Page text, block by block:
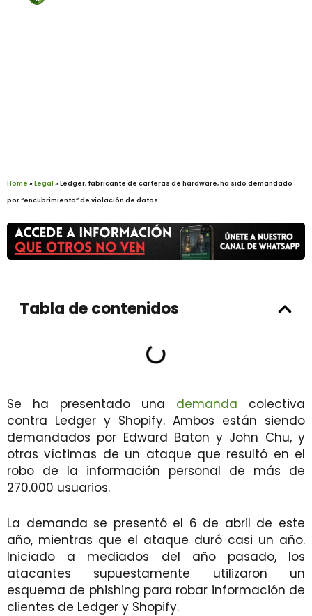
Home »Legal »Ledger, fabricante de carteras de hardware, ha sido demandado
por “encubrimiento” de violación de datos
Tabla de contenidos
Se ha presentado una demanda colectiva
contra Ledger y Shopify. Ambos están siendo
demandados por Edward Baton y John Chu, y
otras víctimas de un ataque que resultó en el
robo de la información personal de más de
270.000 usuarios.
La demanda se presentó el 6 de abril de este
año, mientras que el ataque duró casi un año.
Iniciado a mediados del año pasado, los
atacantes supuestamente utilizaron un
esquema de phishing para robar información de
clientes de Ledger y Shopify.